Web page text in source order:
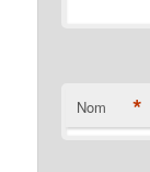
Nom *